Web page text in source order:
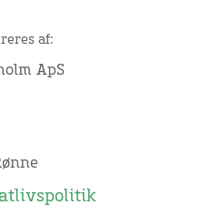
af:
ApS